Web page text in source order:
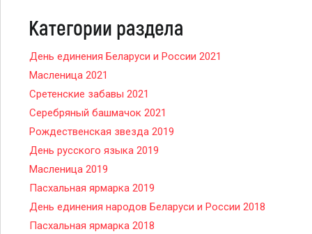
Категории раздела
День единения Беларуси и России 2021
Масленица 2021
Сретенские забавы 2021
Серебряный башмачок 2021
Рождественская звезда 2019
День русского языка 2019
Масленица 2019
Пасхальная ярмарка 2019
День единения народов Беларуси и России 2018
Пасхальная ярмарка 2018